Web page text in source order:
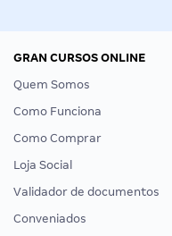
GRAN CURSOS ONLINE
Quem Somos
Como Funciona
Como Comprar
Loja Social
Validador de documentos
Conveniados